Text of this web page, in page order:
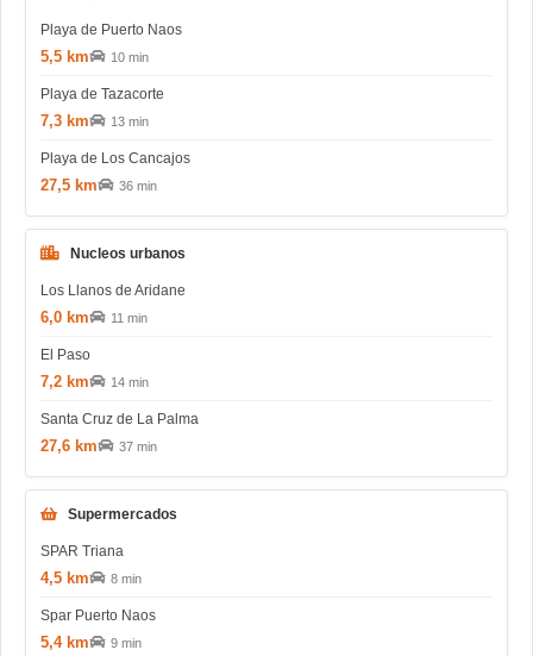
Playa de Puerto Naos
5,5 km 10 min
Playa de Tazacorte
7,3 km 13 min
Playa de Los Cancajos
27,5 km 36 min
Nucleos urbanos
Los Llanos de Aridane
6,0 km 11 min
El Paso
7,2 km 14 min
Santa Cruz de La Palma
27,6 km 37 min
Supermercados
SPAR Triana
4,5 km 8 min
Spar Puerto Naos
5,4 km 9 min